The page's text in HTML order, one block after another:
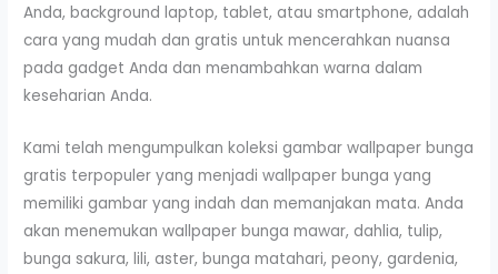
Anda, background laptop, tablet, atau smartphone, adalah
cara yang mudah dan gratis untuk mencerahkan nuansa
pada gadget Anda dan menambahkan warna dalam
keseharian Anda.
Kami telah mengumpulkan koleksi gambar wallpaper bunga
gratis terpopuler yang menjadi wallpaper bunga yang
memiliki gambar yang indah dan memanjakan mata. Anda
akan menemukan wallpaper bunga mawar, dahlia, tulip,
bunga sakura, lili, aster, bunga matahari, peony, gardenia,